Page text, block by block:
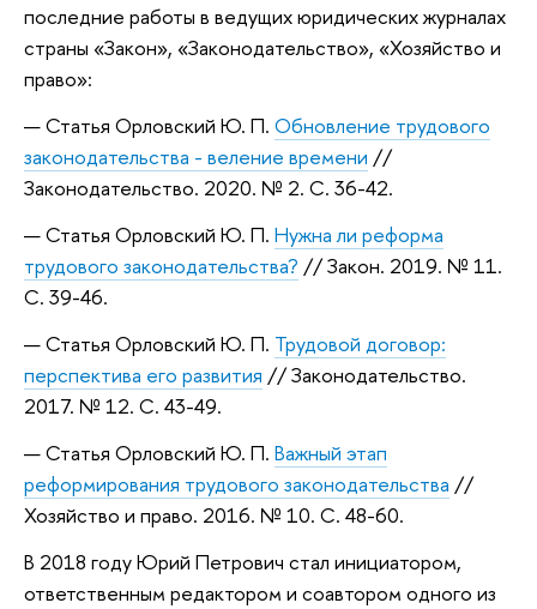
последние работы в ведущих юридических журналах
страны «Закон», «Законодательство», «Хозяйство и
право»:
Статья Орловский Ю. П. Обновление трудового
законодательства - веление времени //
Законодательство. 2020. № 2. С. 36-42.
Статья Орловский Ю. П. Нужна ли реформа
трудового законодательства? // Закон. 2019. № 11.
С. 39-46.
Статья Орловский Ю. П. Трудовой договор:
перспектива его развития // Законодательство.
2017. № 12. С. 43-49.
Статья Орловский Ю. П. Важный этап
реформирования трудового законодательства //
Хозяйство и право. 2016. № 10. С. 48-60.
В 2018 году Юрий Петрович стал инициатором,
ответственным редактором и соавтором одного из